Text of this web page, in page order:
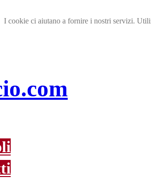
I cookie ci aiutano a fornire i nostri servizi.